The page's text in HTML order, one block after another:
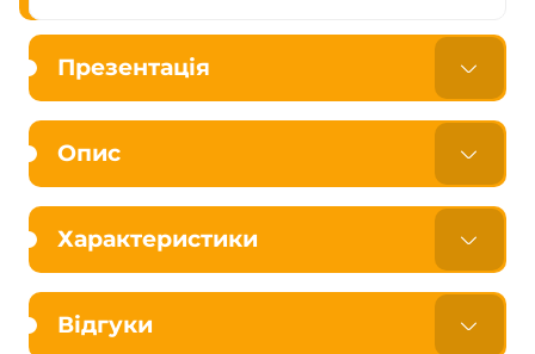
Презентація
Опис
Характеристики
Відгуки